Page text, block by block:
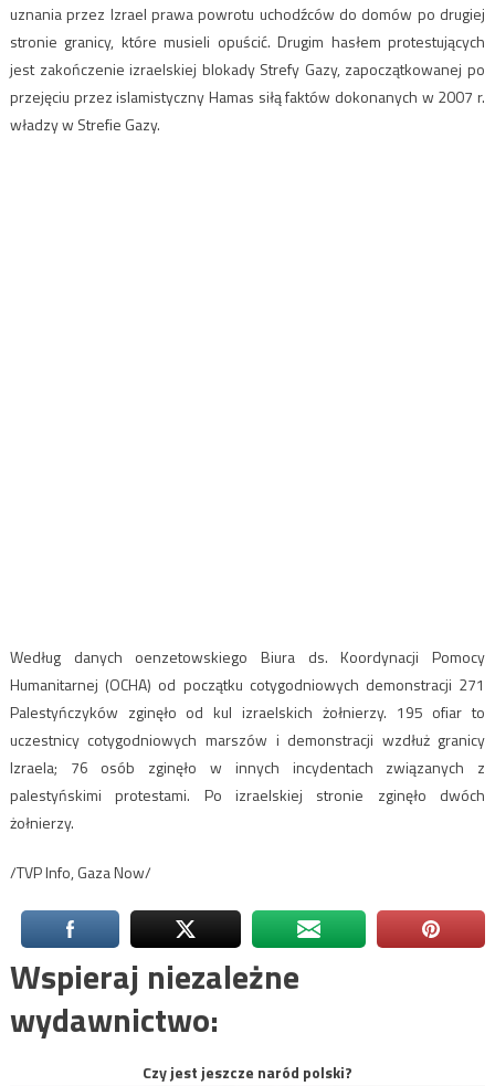
uznania przez Izrael prawa powrotu uchodźców do domów po drugiej
stronie granicy, które musieli opuścić. Drugim hasłem protestujących
jest zakończenie izraelskiej blokady Strefy Gazy, zapoczątkowanej po
przejęciu przez islamistyczny Hamas siłą faktów dokonanych w 2007 r.
władzy w Strefie Gazy.
Według danych oenzetowskiego Biura ds. Koordynacji Pomocy
Humanitarnej (OCHA) od początku cotygodniowych demonstracji 271
Palestyńczyków zginęło od kul izraelskich żołnierzy. 195 ofiar to
uczestnicy cotygodniowych marszów i demonstracji wzdłuż granicy
Izraela; 76 osób zginęło w innych incydentach związanych z
palestyńskimi protestami. Po izraelskiej stronie zginęło dwóch
żołnierzy.
/TVP Info, Gaza Now/
Wspieraj niezależne
wydawnictwo:
Czy jest jeszcze naród polski?